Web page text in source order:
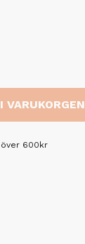
VARUKORGEN
600kr